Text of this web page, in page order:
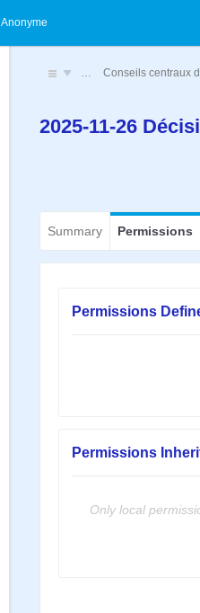
Anonyme
… Conseils centraux
2025-11-26
Summary Permissions
Permissions
Permissions
Only local